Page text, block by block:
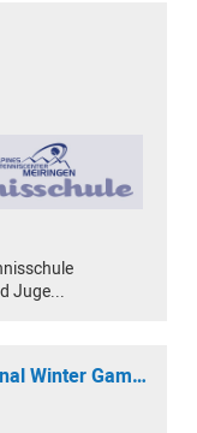
Juge...
Betriebsferien während den National Winter Games 2024